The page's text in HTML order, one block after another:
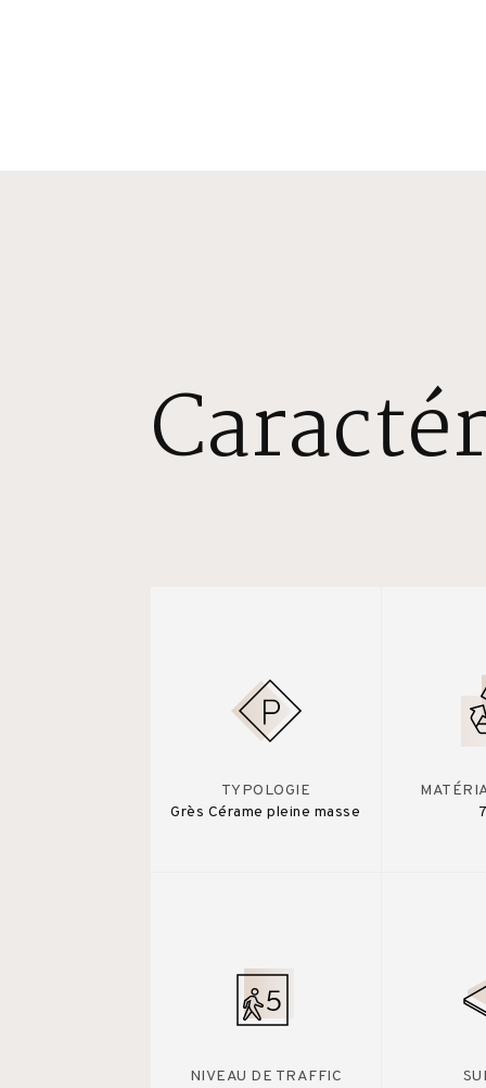
TYPOLOGIE
Grès Cérame pleine masse
NIVEAU DE TRAFFIC